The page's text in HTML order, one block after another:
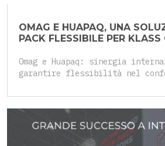
OMAG E HUAPAQ, UNA
PACK FLESSIBILE PER KLASS
Omag e Huapaq: sinergia
garantire flessibilità nel